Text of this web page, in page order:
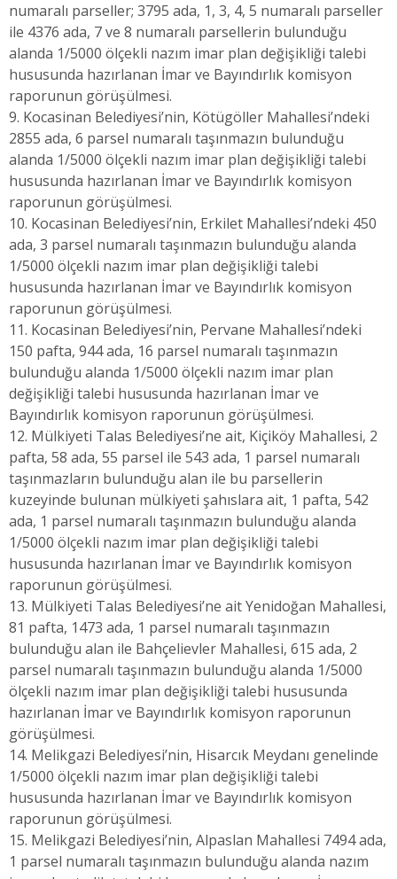
numaralı parseller; 3795 ada, 1, 3, 4, 5 numaralı parseller
ile 4376 ada, 7 ve 8 numaralı parsellerin bulunduğu
alanda 1/5000 ölçekli nazım imar plan değişikliği talebi
hususunda hazırlanan İmar ve Bayındırlık komisyon
raporunun görüşülmesi.
9. Kocasinan Belediyesi’nin, Kötügöller Mahallesi’ndeki
2855 ada, 6 parsel numaralı taşınmazın bulunduğu
alanda 1/5000 ölçekli nazım imar plan değişikliği talebi
hususunda hazırlanan İmar ve Bayındırlık komisyon
raporunun görüşülmesi.
10. Kocasinan Belediyesi’nin, Erkilet Mahallesi’ndeki 450
ada, 3 parsel numaralı taşınmazın bulunduğu alanda
1/5000 ölçekli nazım imar plan değişikliği talebi
hususunda hazırlanan İmar ve Bayındırlık komisyon
raporunun görüşülmesi.
11. Kocasinan Belediyesi’nin, Pervane Mahallesi’ndeki
150 pafta, 944 ada, 16 parsel numaralı taşınmazın
bulunduğu alanda 1/5000 ölçekli nazım imar plan
değişikliği talebi hususunda hazırlanan İmar ve
Bayındırlık komisyon raporunun görüşülmesi.
12. Mülkiyeti Talas Belediyesi’ne ait, Kiçiköy Mahallesi, 2
pafta, 58 ada, 55 parsel ile 543 ada, 1 parsel numaralı
taşınmazların bulunduğu alan ile bu parsellerin
kuzeyinde bulunan mülkiyeti şahıslara ait, 1 pafta, 542
ada, 1 parsel numaralı taşınmazın bulunduğu alanda
1/5000 ölçekli nazım imar plan değişikliği talebi
hususunda hazırlanan İmar ve Bayındırlık komisyon
raporunun görüşülmesi.
13. Mülkiyeti Talas Belediyesi’ne ait Yenidoğan Mahallesi,
81 pafta, 1473 ada, 1 parsel numaralı taşınmazın
bulunduğu alan ile Bahçelievler Mahallesi, 615 ada, 2
parsel numaralı taşınmazın bulunduğu alanda 1/5000
ölçekli nazım imar plan değişikliği talebi hususunda
hazırlanan İmar ve Bayındırlık komisyon raporunun
görüşülmesi.
14. Melikgazi Belediyesi’nin, Hisarcık Meydanı genelinde
1/5000 ölçekli nazım imar plan değişikliği talebi
hususunda hazırlanan İmar ve Bayındırlık komisyon
raporunun görüşülmesi.
15. Melikgazi Belediyesi’nin, Alpaslan Mahallesi 7494 ada,
1 parsel numaralı taşınmazın bulunduğu alanda nazım